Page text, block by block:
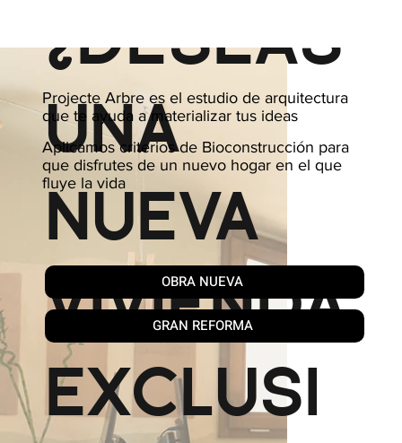
¿DESEAS
UNA
NUEVA
VIVIENDA
EXCLUSI
Projecte Arbre es el estudio de arquitectura
que te ayuda a materializar tus ideas
Aplicamos criterios de Bioconstrucción para
que disfrutes de un nuevo hogar en el que
fluye la vida
OBRA NUEVA
GRAN REFORMA